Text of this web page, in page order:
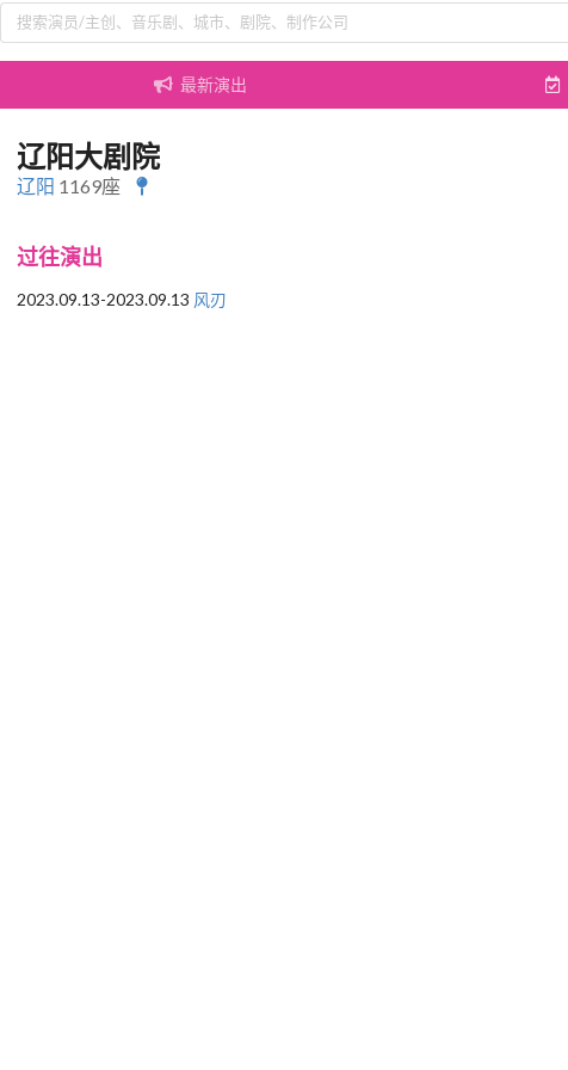
最新演出
辽阳大剧院
辽阳 1169座
过往演出
2023.09.13-2023.09.13 风刃